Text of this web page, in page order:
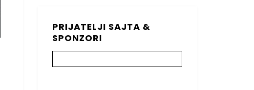
PRIJATELJI SAJTA &
SPONZORI